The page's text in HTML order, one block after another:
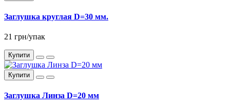
Заглушка круглая D=30 мм.
21 грн/упак
Купити
Купити
Заглушка Линза D=20 мм